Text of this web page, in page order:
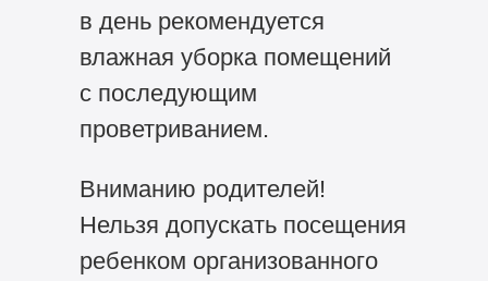
в день рекомендуется
влажная уборка помещений
с последующим
проветриванием.
Вниманию родителей!
Нельзя допускать посещения
ребенком организованного